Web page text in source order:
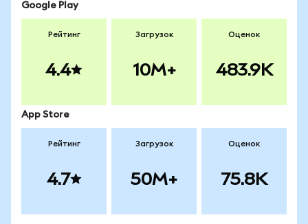
Google Play
Рейтинг
4.4
Загрузок
10M+
Оценок
483.9K
App Store
Рейтинг
4.7
Загрузок
50M+
Оценок
75.8K